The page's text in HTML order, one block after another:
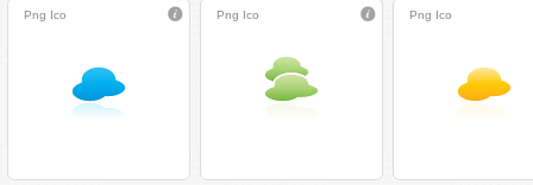
Png Ico Png Ico Png Ico